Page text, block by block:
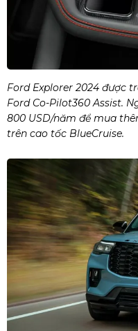
Ford Explorer 2024 được
Ford Co-Pilot360 Assist.
800 USD/năm để mua
trên cao tốc BlueCruise.